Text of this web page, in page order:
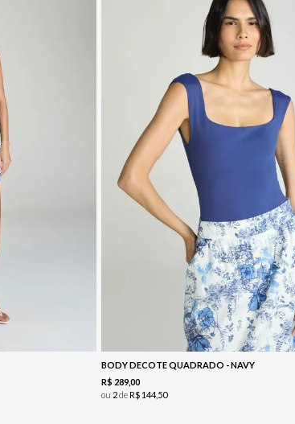
BODY DECOTE QUADRADO - NAVY
R$ 289,00
ou 2deR$ 144, 50